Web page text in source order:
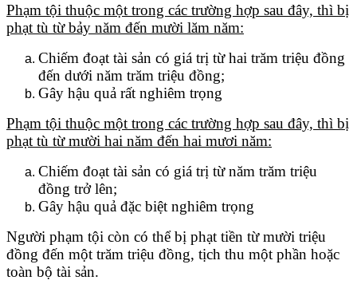
Phạm tội thuộc một trong các trường hợp sau đây, thì bị
phạt tù từ bảy năm đến mười lăm năm:
Chiếm đoạt tài sản có giá trị từ hai trăm triệu đồng
đến dưới năm trăm triệu đồng;
Gây hậu quả rất nghiêm trọng
Phạm tội thuộc một trong các trường hợp sau đây, thì bị
phạt tù từ mười hai năm đến hai mươi năm:
Chiếm đoạt tài sản có giá trị từ năm trăm triệu
đồng trở lên;
Gây hậu quả đặc biệt nghiêm trọng
Người phạm tội còn có thể bị phạt tiền từ mười triệu
đồng đến một trăm triệu đồng, tịch thu một phần hoặc
toàn bộ tài sản.